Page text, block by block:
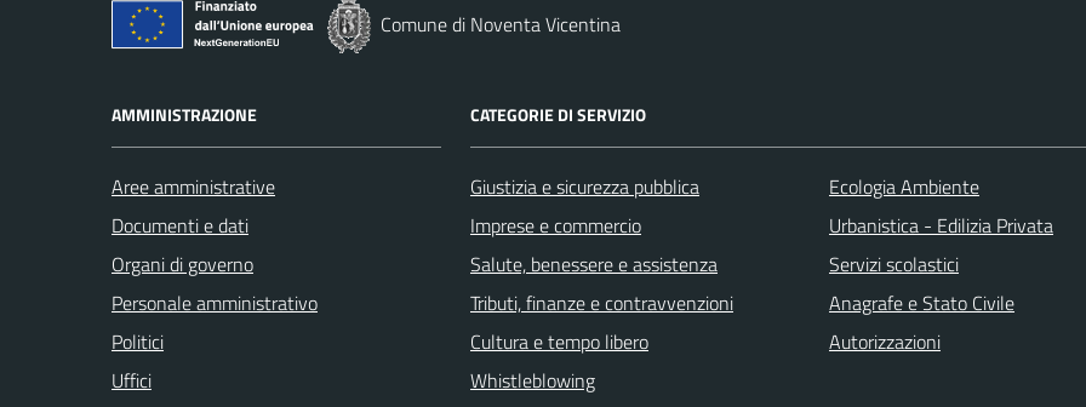
Comune di Noventa Vicentina
AMMINISTRAZIONE
Aree amministrative
Documenti e dati
Organi di governo
Personale amministrativo
Politici
Uffici
CATEGORIE DI SERVIZIO
Giustizia e sicurezza pubblica
Imprese e commercio
Salute, benessere e assistenza
Tributi, finanze e contravvenzioni
Cultura e tempo libero
Whistleblowing
Ecologia Ambiente
Urbanistica - Edilizia Privata
Servizi scolastici
Anagrafe e Stato Civile
Autorizzazioni